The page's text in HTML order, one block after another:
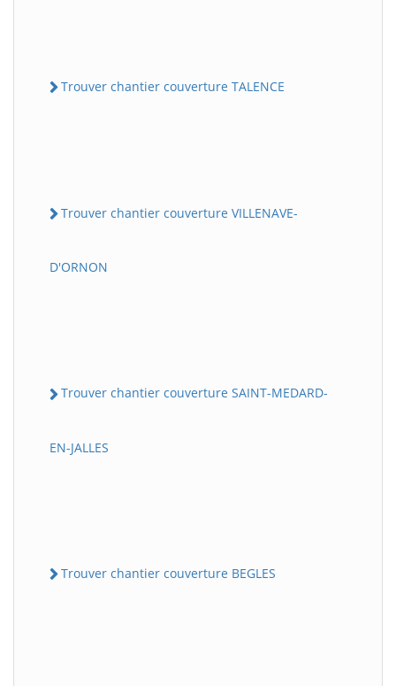
Trouver chantier couverture TALENCE
Trouver chantier couverture VILLENAVE-
D'ORNON
Trouver chantier couverture SAINT-MEDARD-
EN-JALLES
Trouver chantier couverture BEGLES